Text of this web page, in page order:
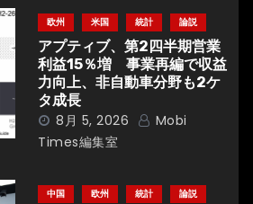
欧州 米国 統計 論説
アプティブ、第2四半期営業
利益15％増 事業再編で収益
力向上、非自動車分野も2ケ
タ成長
8月 5, 2026
Mobi
Times編集室
中国 欧州 統計 論説